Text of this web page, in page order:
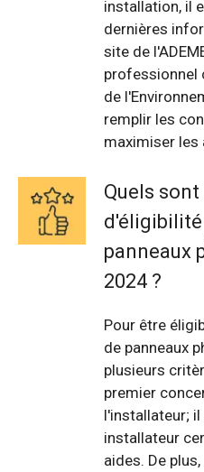
installation, il
dernières
site de
professionnel
de
remplir les
maximiser les
Quels
d'éligibilité
panneaux
2024 ?
Pour être
de panneaux
plusieurs
premier
l'installateur;
installateur
aides. De